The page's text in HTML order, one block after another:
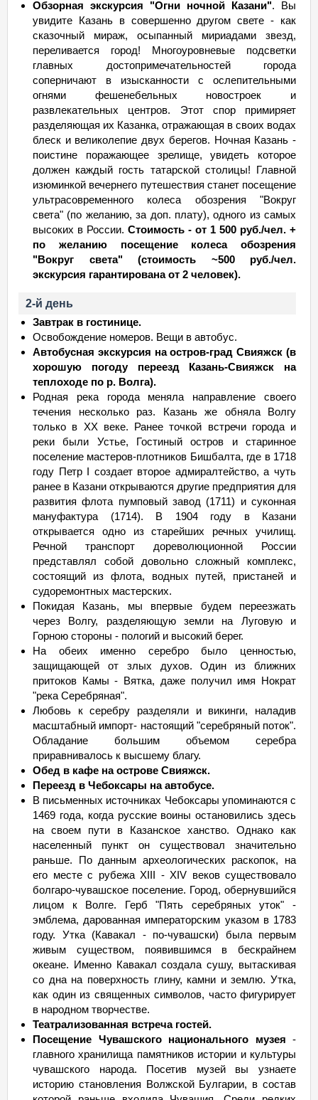
Обзорная экскурсия "Огни ночной Казани". Вы
увидите Казань в совершенно другом свете - как
сказочный мираж, осыпанный мириадами звезд,
переливается город! Многоуровневые подсветки
главных достопримечательностей города
соперничают в изысканности с ослепительными
огнями фешенебельных новостроек и
развлекательных центров. Этот спор примиряет
разделяющая их Казанка, отражающая в своих водах
блеск и великолепие двух берегов. Ночная Казань -
поистине поражающее зрелище, увидеть которое
должен каждый гость татарской столицы! Главной
изюминкой вечернего путешествия станет посещение
ультрасовременного колеса обозрения "Вокруг
света" (по желанию, за доп. плату), одного из самых
высоких в России. Стоимость - от 1 500 руб./чел. +
по желанию посещение колеса обозрения
"Вокруг света" (стоимость ~500 руб./чел.
экскурсия гарантирована от 2 человек).
2-й день
Завтрак в гостинице.
Освобождение номеров. Вещи в автобус.
Автобусная экскурсия на остров-град Свияжск (в
хорошую погоду переезд Казань-Свияжск на
теплоходе по р. Волга).
Родная река города меняла направление своего
течения несколько раз. Казань же обняла Волгу
только в ХХ веке. Ранее точкой встречи города и
реки были Устье, Гостиный остров и старинное
поселение мастеров-плотников Бишбалта, где в 1718
году Петр I создает второе адмиралтейство, а чуть
ранее в Казани открываются другие предприятия для
развития флота пумповый завод (1711) и суконная
мануфактура (1714). В 1904 году в Казани
открывается одно из старейших речных училищ.
Речной транспорт дореволюционной России
представлял собой довольно сложный комплекс,
состоящий из флота, водных путей, пристаней и
судоремонтных мастерских.
Покидая Казань, мы впервые будем переезжать
через Волгу, разделяющую земли на Луговую и
Горною стороны - пологий и высокий берег.
На обеих именно серебро было ценностью,
защищающей от злых духов. Один из ближних
притоков Камы - Вятка, даже получил имя Нократ
"река Серебряная".
Любовь к серебру разделяли и викинги, наладив
масштабный импорт- настоящий "серебряный поток".
Обладание большим объемом серебра
приравнивалось к высшему благу.
Обед в кафе на острове Свияжск.
Переезд в Чебоксары на автобусе.
В письменных источниках Чебоксары упоминаются с
1469 года, когда русские воины остановились здесь
на своем пути в Казанское ханство. Однако как
населенный пункт он существовал значительно
раньше. По данным археологических раскопок, на
его месте с рубежа XIII - XIV веков существовало
болгаро-чувашское поселение. Город, обернувшийся
лицом к Волге. Герб "Пять серебряных уток" -
эмблема, дарованная императорским указом в 1783
году. Утка (Кавакал - по-чувашски) была первым
живым существом, появившимся в бескрайнем
океане. Именно Кавакал создала сушу, вытаскивая
со дна на поверхность глину, камни и землю. Утка,
как один из священных символов, часто фигурирует
в народном творчестве.
Театрализованная встреча гостей.
Посещение Чувашского национального музея -
главного хранилища памятников истории и культуры
чувашского народа. Посетив музей вы узнаете
историю становления Волжской Булгарии, в состав